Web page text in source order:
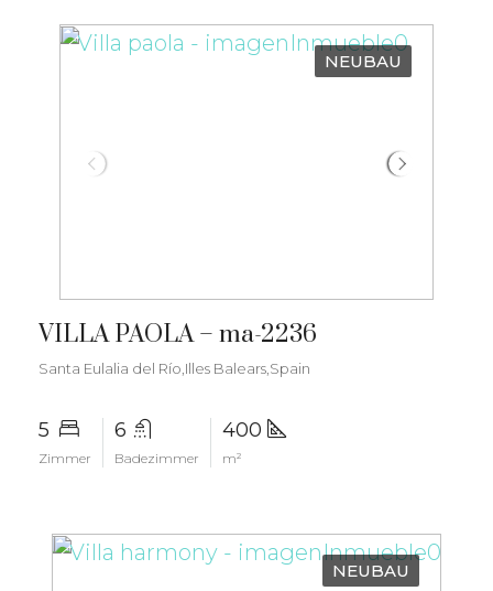
NEUBAU
VILLA PAOLA – ma-2236
Santa Eulalia del Río,Illes Balears,Spain
5
Zimmer
6
Badezimmer
400
m²
NEUBAU